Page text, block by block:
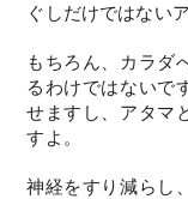
ぐしだけではない
もちろん、カラダ
るわけではないで
せますし、アタマ
すよ。
神経をすり減らし